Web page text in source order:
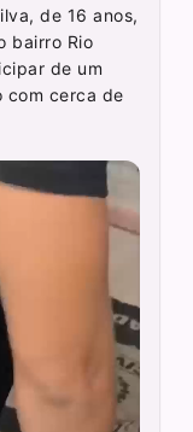
de 16 anos,
bairro Rio
de um
com cerca de